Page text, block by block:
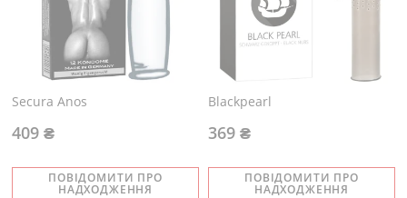
Secura Anos
ПОВІДОМИТИ ПРО
НАДХОДЖЕННЯ
409 ₴
Blackpearl
ПОВІДОМИТИ ПРО
НАДХОДЖЕННЯ
369 ₴